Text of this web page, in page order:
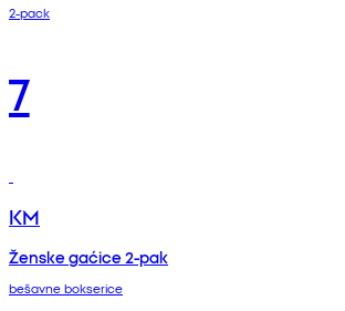
2-pack
7
KM
Ženske gaćice 2-pak
bešavne bokserice